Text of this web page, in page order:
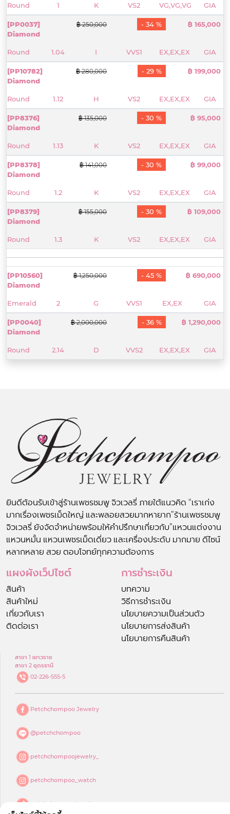
Round 1 K VS2 VG,VG,VG GIA
[PP0037]
Diamond
Round 1.04 I VVS1 EX,EX,EX GIA
฿ 250,000 - 34 % ฿ 165,000
[PP10782]
Diamond
Round 1.12 H VS2 EX,EX,EX GIA
฿ 280,000 - 29 % ฿ 199,000
[PP8376]
Diamond
Round 1.13 K VS2 EX,EX,EX GIA
฿ 135,000 - 30 % ฿ 95,000
[PP8378]
Diamond
Round 1.2 K VS2 EX,EX,EX GIA
฿ 141,000 - 30 % ฿ 99,000
[PP8379]
Diamond
Round 1.3 K VS2 EX,EX,EX GIA
฿ 155,000 - 30 % ฿ 109,000
[PP10560]
Diamond
Emerald 2 G VVS1 EX,EX GIA
฿ 1,250,000 - 45 % ฿ 690,000
[PP0040]
Diamond
Round 2.14 D VVS2 EX,EX,EX GIA
฿ 2,000,000 - 36 % ฿ 1,290,000
ยินดีต้อนรับเข้าสู่ร้านเพชรชมพู จิวเวลรี่ ภายใต้แนวคิด “เราเก่ง
มากเรื่องเพชรเม็ดใหญ่ และพลอยสวยมากหายาก”ร้านเพชรชมพู
จิวเวลรี่ ยังจัดจำหน่ายพร้อมให้คำปรึกษาเกี่ยวกับ”แหวนแต่งงาน
แหวนหมั้น แหวนเพชรเม็ดเดี่ยว และเครื่องประดับ มากมาย ดีไซน์
หลากหลาย สวย ตอบโจทย์ทุกความต้องการ
แผงผังเว็ปไซต์
สินค้า
สินค้าใหม่
เกี่ยวกับเรา
ติดต่อเรา
การชำระเงิน
บทความ
วิธีการชำระเงิน
นโยบายความเป็นส่วนตัว
นโยบายการส่งสินค้า
นโยบายการคืนสินค้า
สาขา 1 เยาวราช
สาขา 2 อุดรธานี
02-226-555-5
Petchchompoo Jewelry
@petchchompoo
petchchompoojewelry_
petchchompoo_watch
petchchompoojewelry